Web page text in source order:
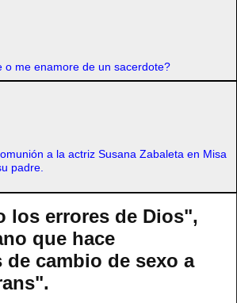
o me enamore de un sacerdote?
a la actriz Susana Zabaleta en Misa
padre.
los errores de Dios",
que hace
de cambio de sexo a